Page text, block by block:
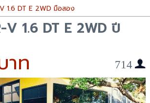
1.6 DT E 2WD มือสอง
V 1.6 DT E 2WD ปี
714